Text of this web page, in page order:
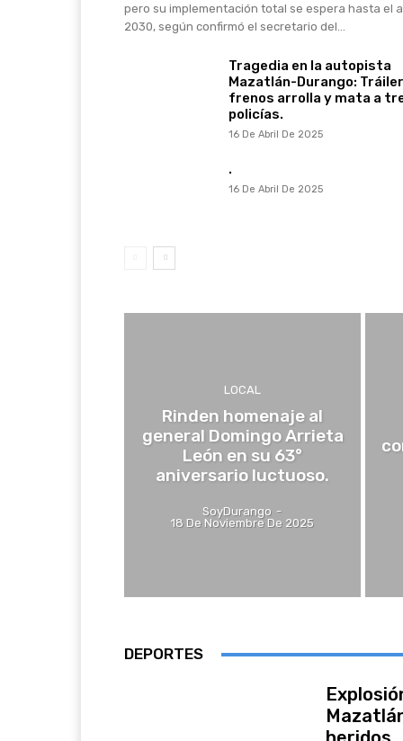
pero su implementación total se espera hasta el
2030, según confirmó el secretario del...
Tragedia en la autopista
Mazatlán-Durango:
frenos arrolla y mata a
policías.
16 De Abril De 2025
.
16 De Abril De 2025
LOCAL
Rinden homenaje al
general Domingo Arrieta
León en su 63°
aniversario luctuoso.
SoyDurango -
18 De Noviembre De 2025
DEPORTES